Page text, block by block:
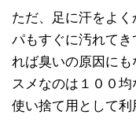
ただ、足に汗をよ
パもすぐに汚れて
れば臭いの原因に
スメなのは１００均
使い捨て用として利